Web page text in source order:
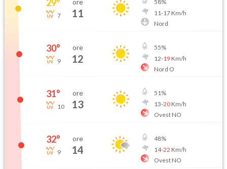
29°
7 11
58%
11-17Km/h
Nord
30°
9
ore
12
55%
12-19Km/h
Nord O
31°
10
ore
13
51%
13-20Km/h
Ovest NO
32°
9
ore
14
48%
14-22 Km/h
Ovest NO